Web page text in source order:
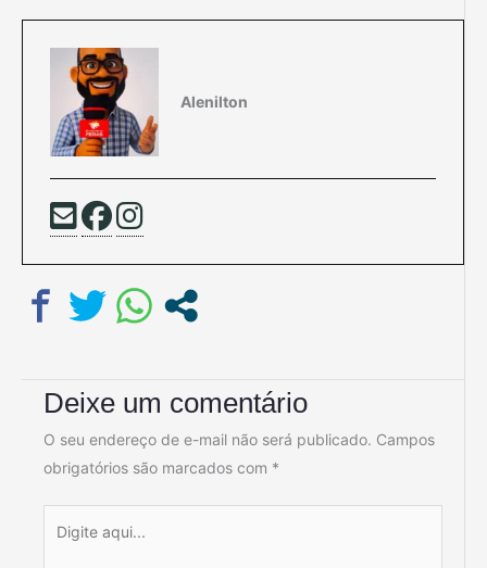
Alenilton
Deixe um comentário
O seu endereço de e-mail não será publicado. Campos
obrigatórios são marcados com *
aqui...